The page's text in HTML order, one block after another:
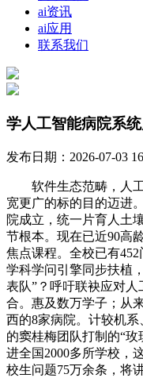
ai资讯
ai应用
联系我们
学人工智能病院系
发布日期：2026-07-03
软件生态范畴，人工
宽更广的标的目的迈进
院成立，统一片育人土
节根本。现在已近90高
焦点课程。全校已有
学科学问引擎同步扶植
表队”？呼吁联袂应对
合。惠及数万学子；从
西的8家病院。计较机
的窦桂梅团队打制的“玫
进全国2000多所学校，
校生问题75万余条，将